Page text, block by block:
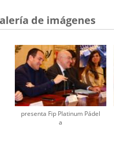
de imágenes
presenta Fip Platinum Pádel
a